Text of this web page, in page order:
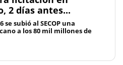
2 días antes...
se subió al SECOP una
a los 80 mil millones de